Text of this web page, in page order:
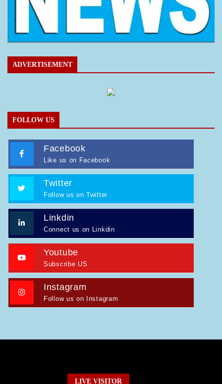
ADVERTISEMENT
FOLLOW US
Facebook
Like us on Facebook
Twitter
Follow us on Twitter
Linkdin
Connect us on Linkdin
Youtube
Subscribe US
Instagram
Follow us on Instagram
LIVE VISITOR